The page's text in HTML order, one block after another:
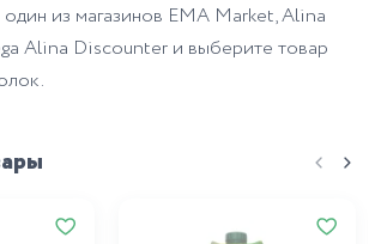
из магазинов EMA Market, Alina
Alina Discounter и выберите товар